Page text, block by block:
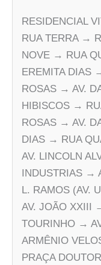
RESIDENCIAL
RUA TERRA →
NOVE → RUA
EREMITA DIAS
ROSAS → AV.
HIBISCOS →
ROSAS → AV.
DIAS → RUA
AV. LINCOLN
INDUSTRIAS →
L. RAMOS (AV.
AV. JOÃO XXIII
TOURINHO →
ARMÊNIO
PRAÇA